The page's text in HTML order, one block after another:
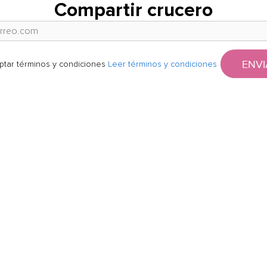
Compartir crucero
términos y condiciones Leer términos y condiciones